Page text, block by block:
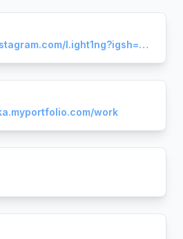
https://www.instagram.com/l.ight1ng?igsh=MWxjbWN0a3loM3ppOQ==
work